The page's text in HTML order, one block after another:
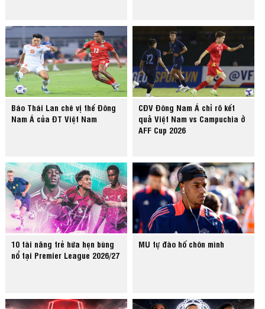
Báo Thái Lan chê vị thế Đông
Nam Á của ĐT Việt Nam
CĐV Đông Nam Á chỉ rõ kết
quả Việt Nam vs Campuchia ở
AFF Cup 2026
10 tài năng trẻ hứa hẹn bùng
nổ tại Premier League 2026/27
MU tự đào hố chôn mình